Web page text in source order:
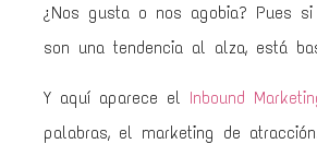
¿Nos gusta o nos agobia? Pues
son una tendencia al alza, está
Y aquí aparece el Inbound
palabras, el marketing de